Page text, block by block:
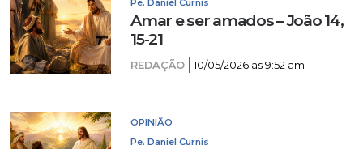
Pe. Daniel Curnis
Amar e ser amados – João 14,
15-21
REDAÇÃO 10/05/2026 as 9:52 am
OPINIÃO
Pe. Daniel Curnis